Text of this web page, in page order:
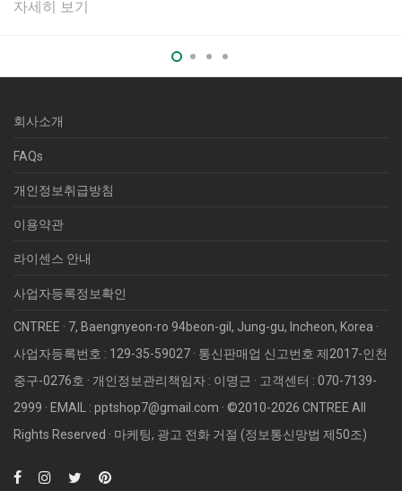
자세히 보기
회사소개
FAQs
개인정보취급방침
이용약관
라이센스 안내
사업자등록정보확인
CNTREE · 7, Baengnyeon-ro 94beon-gil, Jung-gu, Incheon, Korea ·
사업자등록번호 : 129-35-59027 · 통신판매업 신고번호 제2017-인천
중구-0276호 · 개인정보관리책임자 : 이명근 · 고객센터 : 070-7139-
2999 · EMAIL : pptshop7@gmail.com · ©2010­-2026 CNTREE All
Rights Reserved · 마케팅, 광고 전화 거절 (정보통신망법 제50조)